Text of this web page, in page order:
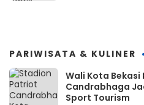
PARIWISATA & KULINER
Wali Kota
Candrabhaga
Sport Tourism